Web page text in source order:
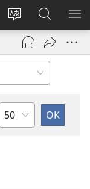
Αλλαγή
γλώσσας
ιστότοπου
Σύνδεση
(ανοίγει
παράθυρο)
στο
JW.ORG
Κεφάλαιο